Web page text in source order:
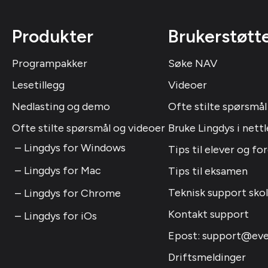
Produkter
Programpakker
Lesetillegg
Nedlasting og demo
Ofte stilte spørsmål og videoer
Lingdys for Windows
Lingdys for Mac
Lingdys for Chrome
Lingdys for iOs
Søke NAV
Videoer
Ofte stilte spørsmål
Bruke Lingdys i
Tips til elever og
Tips til eksamen
Teknisk support
Kontakt support
Epost:
Driftsmeldinger